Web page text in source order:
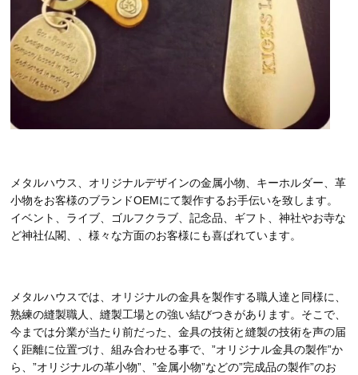
メタルハウス、オリジナルデザインの金属小物、キーホルダー、革
小物をお客様のブランドOEMにて製作するお手伝いを致します。
イベント、ライブ、ゴルフクラブ、記念品、ギフト、神社やお寺な
ど神社仏閣、、様々な方面のお客様にも喜ばれています。
メタルハウスでは、オリジナルの金具を製作する職人達と同様に、
熟練の縫製職人、縫製工場との強い結びつきがあります。そこで、
今までは分業が当たり前だった、金具の技術と縫製の技術を声の届
く距離に位置づけ、組み合わせる事で、”オリジナル金具の製作”か
ら、”オリジナルの革小物”、”金属小物”などの”完成品の製作”のお